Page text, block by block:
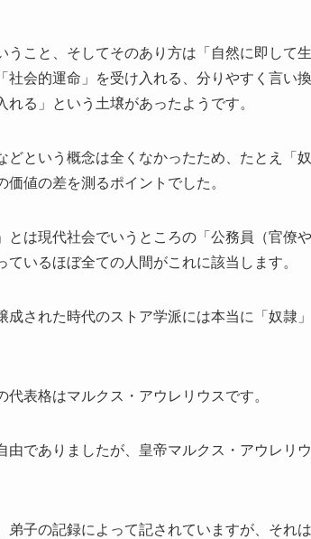
こと、そしてそのあり方は「自然に即して
社会的運命」を受け入れる、分りやすく言い
る」という土壌があったようです。
という概念は全くなかったため、たとえ「
値の差を測るポイントでした。
は現代社会でいうところの「公務員（官僚
いるほぼ全ての人間がこれに該当します。
された時代のストア学派には本当に「奴隷
表格はマルクス・アウレリウスです。
でありましたが、皇帝マルクス・アウレリ
子の記録によって記されていますが、それ